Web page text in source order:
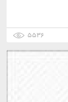
۵۵۳۶